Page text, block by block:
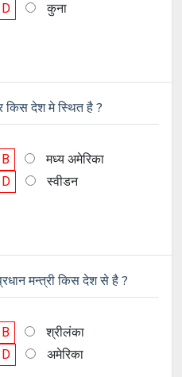
D कुना
किस देश मे स्थित है ?
B
मध्य अमेरिका
D स्वीडन
मन्त्री किस देश से है ?
B
श्रीलंका
D अमेरिका